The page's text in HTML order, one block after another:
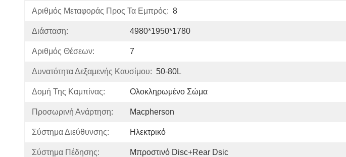
Αριθμός Μεταφοράς Προς Τα Εμπρός: 8
Διάσταση: 4980*1950*1780
Αριθμός Θέσεων: 7
Δυνατότητα Δεξαμενής Καυσίμου: 50-80L
Δομή Της Καμπίνας: Ολοκληρωμένο Σώμα
Προσωρινή Ανάρτηση: Macpherson
Σύστημα Διεύθυνσης: Ηλεκτρικό
Σύστημα Πέδησης: Μπροστινό Disc+Rear Dsic